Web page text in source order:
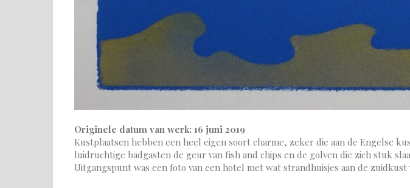
Originele datum van werk: 16 juni 2019
Kustplaatsen hebben een heel eigen soort charme, zeker die aan de Engelse
luidruchtige badgasten de geur van fish and chips en de golven die zich stuk
Uitgangspunt was een foto van een hotel met wat strandhuisjes aan de zuidkust